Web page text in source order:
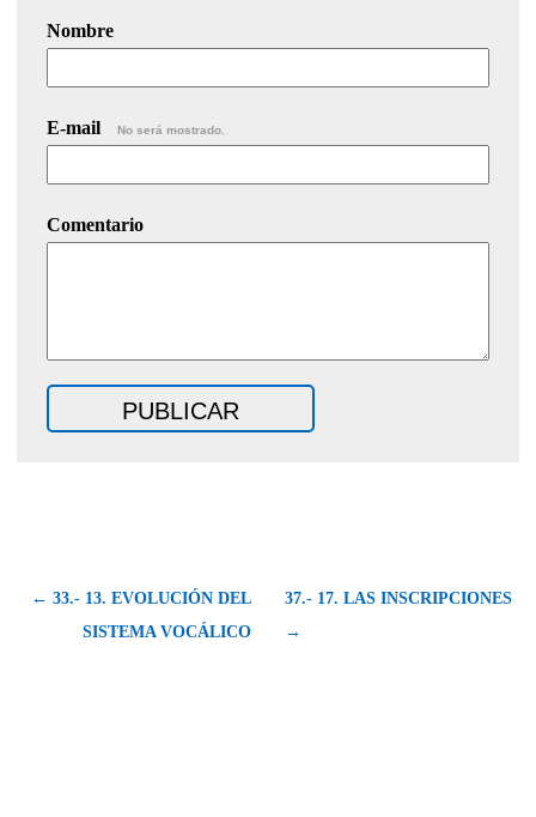
Nombre
E-mail No será mostrado.
Comentario
← 33.- 13. EVOLUCIÓN DEL
SISTEMA VOCÁLICO
37.- 17. LAS INSCRIPCIONES
→